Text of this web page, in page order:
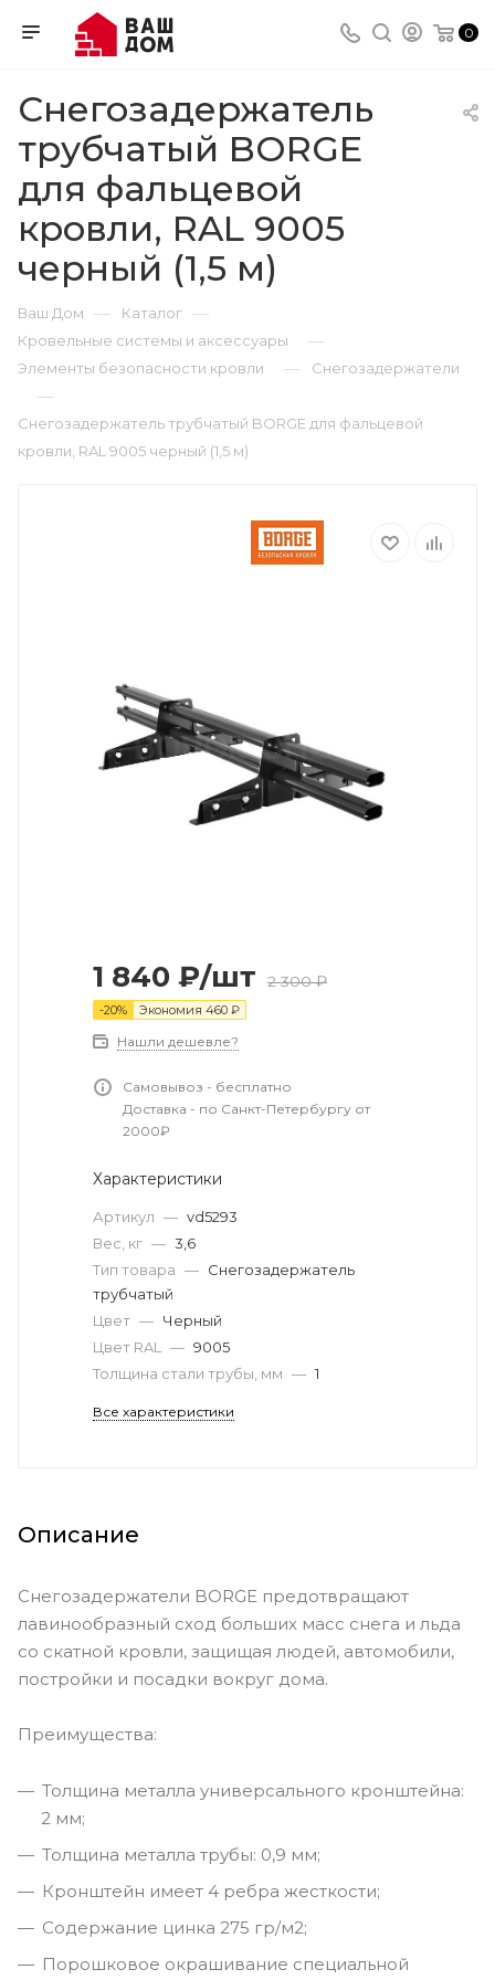
0
Снегозадержатель
трубчатый BORGE
для фальцевой
кровли, RAL 9005
черный (1,5 м)
Ваш Дом — Каталог —
Кровельные системы и аксессуары —
Элементы безопасности кровли — Снегозадержатели
—
Снегозадержатель трубчатый BORGE для фальцевой
кровли, RAL 9005 черный (1,5 м)
1 840 ₽/шт 2 300₽
-20% Экономия 460 ₽
Нашли дешевле?
Самовывоз - бесплатно
Доставка - по Санкт-Петербургу от
2000₽
Характеристики
Артикул — vd5293
Вес, кг — 3,6
Тип товара — Снегозадержатель
трубчатый
Цвет — Черный
Цвет RAL
— 9005
Толщина стали трубы, мм — 1
Все характеристики
Описание
Снегозадержатели BORGE предотвращают
лавинообразный сход больших масс снега и льда
со скатной кровли, защищая людей, автомобили,
постройки и посадки вокруг дома.
Преимущества:
Толщина металла универсального кронштейна:
2 мм;
Толщина металла трубы: 0,9 мм;
Кронштейн имеет 4 ребра жесткости;
Содержание цинка 275 гр/м2;
Порошковое окрашивание специальной